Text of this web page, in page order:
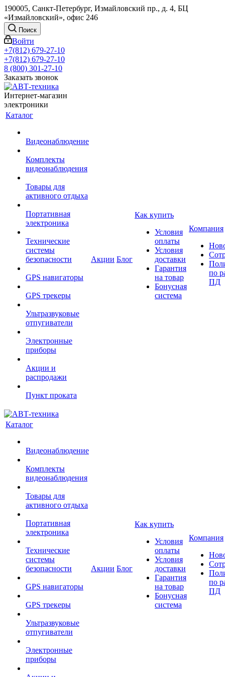
190005, Санкт-Петербург, Измайловский пр., д. 4, БЦ
«Измайловский», офис 246
Поиск
Войти
+7(812) 679-27-10
+7(812) 679-27-10
8 (800) 301-27-10
Заказать звонок
Интернет-магазин
электроники
Каталог
Видеонаблюдение
Комплекты
видеонаблюдения
Товары для
активного отдыха
Портативная
электроника
Технические
системы
безопасности
GPS навигаторы
GPS трекеры
Ультразвуковые
отпугиватели
Электронные
приборы
Акции и
распродажи
Пункт проката
Акции Блог
Как купить
Условия
оплаты
Условия
доставки
Гарантия
на товар
Бонусная
система
Компания
по
ПД
Каталог
Видеонаблюдение
Комплекты
видеонаблюдения
Товары для
активного отдыха
Портативная
электроника
Технические
системы
безопасности
GPS навигаторы
GPS трекеры
Ультразвуковые
отпугиватели
Электронные
приборы
Акции Блог
Как купить
Условия
оплаты
Условия
доставки
Гарантия
на товар
Бонусная
система
Компания
по
ПД